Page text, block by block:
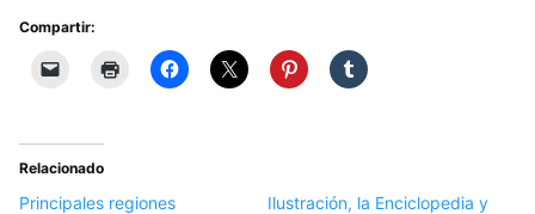
Compartir:
Relacionado
Principales regiones
Ilustración, la Enciclopedia y